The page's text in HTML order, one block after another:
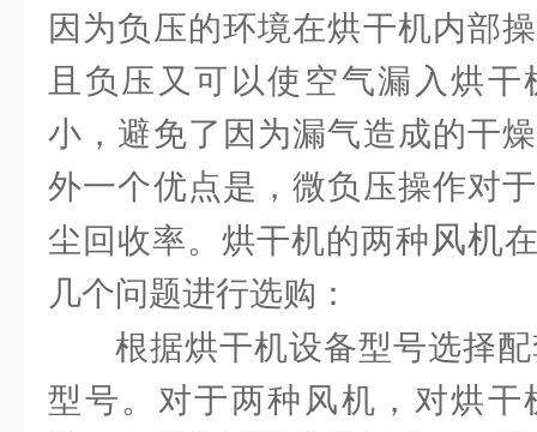
因为负压的环境在烘干机内部
且负压又可以使空气漏入烘
小，避免了因为漏气造成的干
外一个优点是，微负压操作对
尘回收率。烘干机的两种风机
几个问题进行选购：
根据烘干机设备型号选择
型号。对于两种风机，对烘干